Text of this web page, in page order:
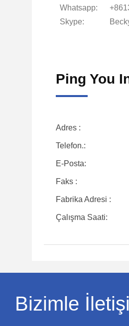
Whatsapp:
Skype:
Ping You
Adres :
Telefon.:
E-Posta:
Faks :
Fabrika Adresi :
Çalışma Saati:
Bizimle